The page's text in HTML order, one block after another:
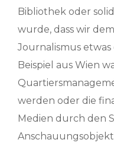
Bibliothek oder
wurde, dass wir
Journalismus
Beispiel aus Wien
werden oder die
Medien durch den